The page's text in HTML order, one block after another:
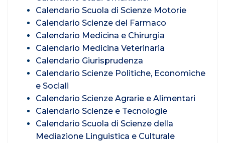
Calendario Scuola di Scienze Motorie
Calendario Scienze del Farmaco
Calendario Medicina e Chirurgia
Calendario Medicina Veterinaria
Calendario Giurisprudenza
Calendario Scienze Politiche, Economiche
e Sociali
Calendario Scienze Agrarie e Alimentari
Calendario Scienze e Tecnologie
Calendario Scuola di Scienze della
Mediazione Linguistica e Culturale